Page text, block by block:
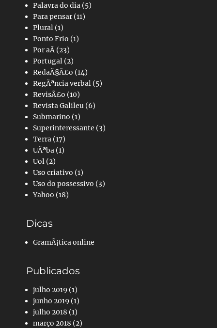
Palavra do dia (5)
Para pensar(11)
Plural (1)
Ponto Frio (1)
Por aÃ­ (23)
Portugal (2)
RedaÃ§Ã£o (14)
RegÃªncia verbal (5)
RevisÃ£o (10)
Revista Galileu (6)
Submarino (1)
Superinteressante (3)
Terra (17)
UÃªba (1)
Uol (2)
Uso criativo (1)
Uso do possessivo (3)
Yahoo (18)
Dicas
GramÃ¡tica online
Publicados
julho 2019 (1)
junho 2019 (1)
julho 2018 (1)
março 2018 (2)